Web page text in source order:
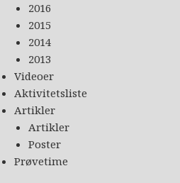
2016
2015
2014
2013
Videoer
Aktivitetsliste
Artikler
Artikler
Poster
Prøvetime